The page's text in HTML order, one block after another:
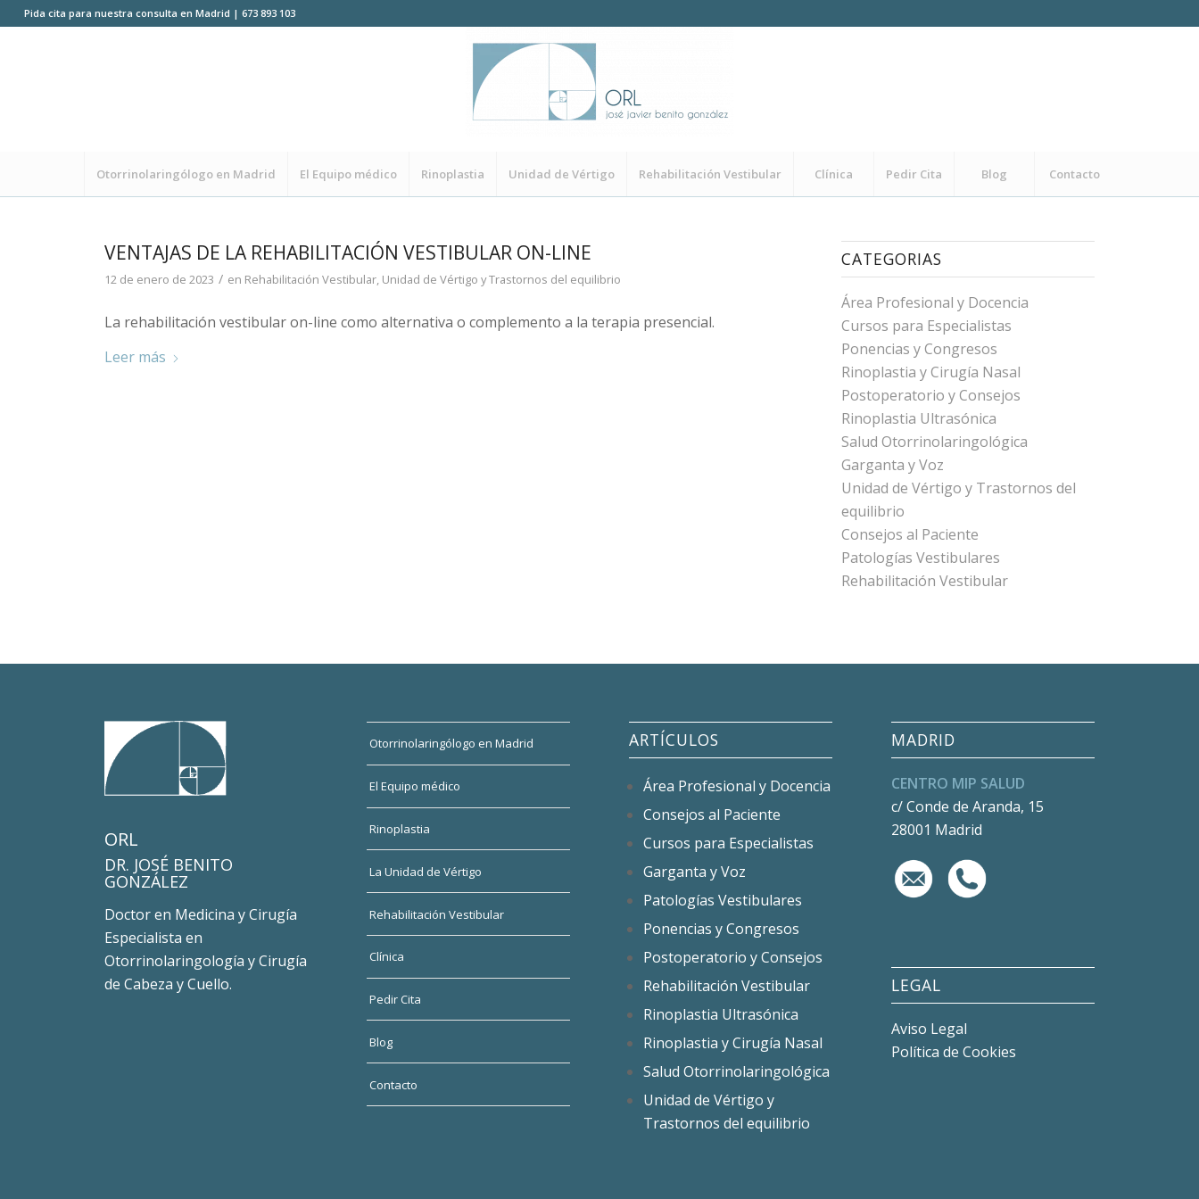
Pida cita para nuestra consulta en Madrid | 673 893 103
Otorrinolaringólogo en Madrid El Equipo médico Rinoplastia Unidad de Vértigo Rehabilitación Vestibular Clínica Pedir Cita Blog Contacto
VENTAJAS DE LA REHABILITACIÓN VESTIBULAR ON-LINE
12 de enero de 2023 / en Rehabilitación Vestibular, Unidad de Vértigo y Trastornos del equilibrio
La rehabilitación vestibular on-line como alternativa o complemento a la terapia presencial.
Leer más
CATEGORIAS
Área Profesional y Docencia
Cursos para Especialistas
Ponencias y Congresos
Rinoplastia y Cirugía Nasal
Postoperatorio y Consejos
Rinoplastia Ultrasónica
Salud Otorrinolaringológica
Garganta y Voz
Unidad de Vértigo y Trastornos del
equilibrio
Consejos al Paciente
Patologías Vestibulares
Rehabilitación Vestibular
ORL
DR. JOSÉ BENITO
GONZÁLEZ
Doctor en Medicina y Cirugía
Especialista en
Otorrinolaringología y Cirugía
de Cabeza y Cuello.
Otorrinolaringólogo en Madrid
El Equipo médico
Rinoplastia
La Unidad de Vértigo
Rehabilitación Vestibular
Clínica
Pedir Cita
Blog
Contacto
ARTÍCULOS
Área Profesional y Docencia
Consejos al Paciente
Cursos para Especialistas
Garganta y Voz
Patologías Vestibulares
Ponencias y Congresos
Postoperatorio y Consejos
Rehabilitación Vestibular
Rinoplastia Ultrasónica
Rinoplastia y Cirugía Nasal
Salud Otorrinolaringológica
Unidad de Vértigo y
Trastornos del equilibrio
MADRID
CENTRO MIP SALUD
c/ Conde de Aranda, 15
28001 Madrid
LEGAL
Aviso Legal
Política de Cookies